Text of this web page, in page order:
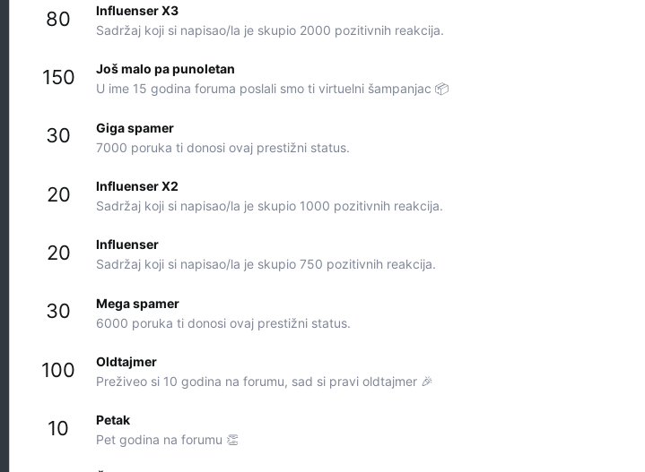
80
Influenser X3
Sadržaj koji si napisao/la je skupio 2000 pozitivnih reakcija.
150
Još malo pa punoletan
U ime 15 godina foruma poslali smo ti virtuelni šampanjac 📦
30
Giga spamer
7000 poruka ti donosi ovaj prestižni status.
20
Influenser X2
Sadržaj koji si napisao/la je skupio 1000 pozitivnih reakcija.
20
Influenser
Sadržaj koji si napisao/la je skupio 750 pozitivnih reakcija.
30
Mega spamer
6000 poruka ti donosi ovaj prestižni status.
100
Oldtajmer
Preživeo si 10 godina na forumu, sad si pravi oldtajmer 🎉
10
Petak
Pet godina na forumu 👏